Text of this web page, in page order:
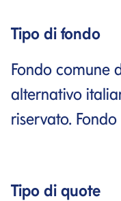
Tipo di fondo
Fondo comune
alternativo
riservato. Fondo
Tipo di quote